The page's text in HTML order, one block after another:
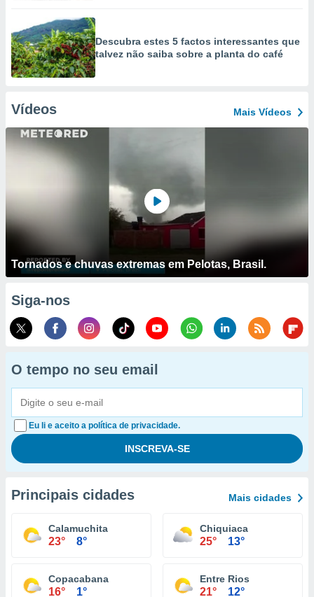
Descubra estes 5 factos interessantes que
talvez não saiba sobre a planta do café
Vídeos Mais Vídeos
Tornados e chuvas extremas em Pelotas, Brasil.
Siga-nos
O tempo no seu email
Eu li e aceito a política de privacidade.
Principais cidades Mais cidades
Calamuchita
23° 8°
Chiquiaca
25° 13°
Copacabana
16° 1°
Entre Rios
21° 12°